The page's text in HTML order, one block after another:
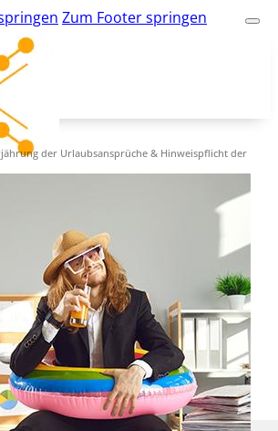
Zum Footer springen
der Urlaubsansprüche & Hinweispflicht der